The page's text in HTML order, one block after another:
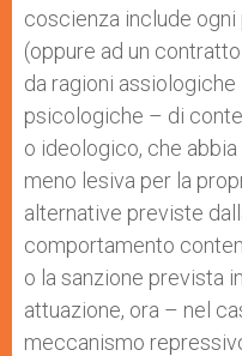
coscienza include
(oppure ad un
da ragioni
psicologiche – di
o ideologico, che
meno lesiva per la
alternative previste
comportamento
o la sanzione prevista
attuazione, ora – nel
meccanismo